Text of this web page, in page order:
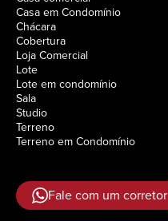
Casa em Condomínio
Chácara
Cobertura
Loja Comercial
Lote
Lote em condomínio
Sala
Studio
Terreno
Terreno em Condomínio
Fale com um corretor